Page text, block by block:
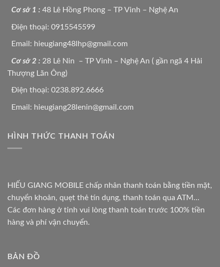
Cơ sở 1 : 48 Lê Hồng Phong – TP Vinh – Nghệ An
Điện thoại: 0915545599
Email: hieugiang48lhp@gmail.com
Cơ sở 2 : 28 Lê Nin – TP Vinh – Nghệ An ( gần ngã 4 Hải
Thượng Lãn Ông)
Điện thoại: 0238.892.6666
Email: hieugiang28lenin@gmail.com
HÌNH THỨC THANH TOÁN
HIẾU GIANG MOBILE chấp nhân thanh toán bằng tiền mặt,
chuyển khoản, quẹt thẻ tín dụng, thanh toán qua ATM…
Các đơn hàng ở tỉnh vui lòng thanh toán trước 100% tiền
hàng và phí vận chuyển.
BẢN ĐỒ